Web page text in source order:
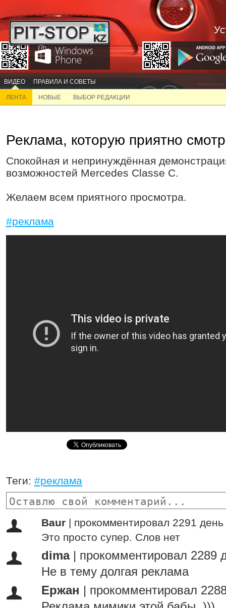
ВИДЕО ПРАВИЛА И СОВЕТЫ
ЛЕНТА НОВЫЕ ВЫБОР РЕДАКЦИИ
Реклама, которую приятно
Спокойная и непринуждённая
возможностей Mercedes Classe C.
Желаем всем приятного просмотра.
#реклама
Теги: #реклама
Baur | прокомментировал 2291 день
Это просто супер. Слов нет
dima| прокомментировал 2289
Не в тему долгая реклама
Ержан
прокомментировал